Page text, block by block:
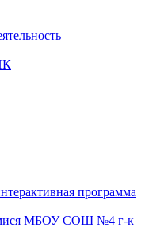
программа
МБОУ СОШ №4 г-к